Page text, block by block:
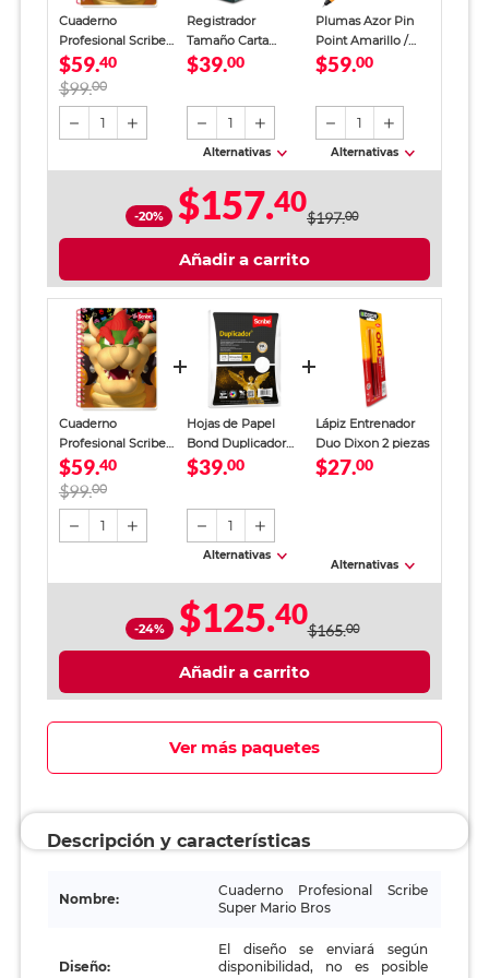
Cuaderno
Profesional Scribe
Super Mario Bros
Cuadro Chico 100
Hojas
$59.40
$99.00
1
Registrador
Tamaño Carta
Office Depot
$39.00
1
Alternativas
Plumas Azor Pin
Point Amarillo /
Punto fino / Tinta
$59.00
1
Alternativas
-20% $157.40$197.00
Añadir a carrito
Cuaderno
Profesional Scribe
Super Mario Bros
Cuadro Chico 100
Hojas
$59.40
$99.00
1
Hojas de Papel
Bond Duplicador
Carta Scribe Blanco
$39.00
1
Alternativas
Lápiz Entrenador
Duo Dixon 2 piezas
$27.00
Alternativas
-24% $125.40$165.00
Añadir a carrito
Ver más paquetes
Descripción y características
Nombre:
Cuaderno Profesional Scribe
Super Mario Bros
Diseño:
El diseño se enviará según
disponibilidad, no es posible